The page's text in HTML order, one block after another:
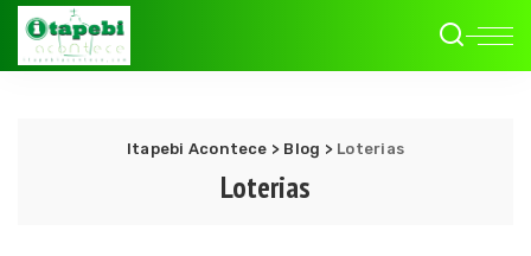
Itapebi Acontece > Blog > Loterias
Loterias